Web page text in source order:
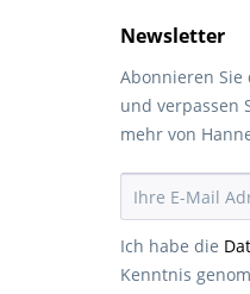
Newsletter
Abonnieren
und verpassen
mehr von
Ich habe die
Kenntnis